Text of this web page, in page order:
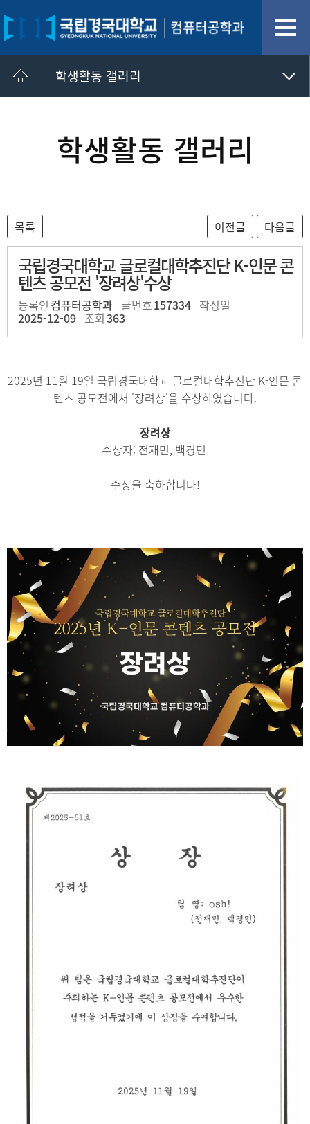
학생 활동
학생활동 갤러리
학과소식 갤러리
학생활동 갤러리
국립경국대학교 글로컬대학추진단 K-인문 콘
텐츠 공모전 '장려상'수상
등록인 컴퓨터공학과 글번호157334 작성일
2025-12-09 조회363
2025년 11월 19일 국립경국대학교 글로컬대학추진단 K-인문 콘
텐츠 공모전에서 '장려상'을 수상하였습니다.
장려상
​수상자: 전재민, 백경민
수상을 축하합니다!